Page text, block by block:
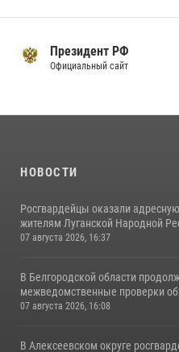
Президент РФ
Официальный сайт
НОВОСТИ
Росгвардейцы оказали
жителям Луганской Народной
07 августа 2026, 16:37
В Белгородской области
межведомственные проверки
07 августа 2026, 16:08
В Алексеевском округе